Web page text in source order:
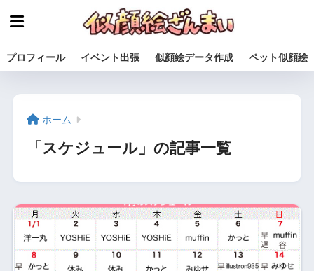
プロフィール イベント出張 似顔絵データ作成 ペット似顔
ホーム
「スケジュール」の記事一覧